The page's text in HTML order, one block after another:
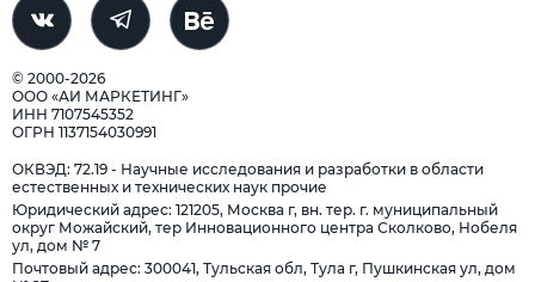
© 2000-2026
ООО «АИ МАРКЕТИНГ»
ИНН 7107545352
ОГРН 1137154030991
ОКВЭД: 72.19 - Научные исследования и разработки в области
естественных и технических наук прочие
Юридический адрес: 121205, Москва г, вн. тер. г. муниципальный
округ Можайский, тер Инновационного центра Сколково, Нобеля
ул, дом № 7
Почтовый адрес: 300041, Тульская обл, Тула г, Пушкинская ул, дом